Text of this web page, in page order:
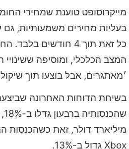
מייקרוסופט טוענת שמחירי
כל זאת תוך 4 חודשים
המצב הכלכלי, ומוסיפה ששינויי
׳מאתגרים, אבל בוצעו תוך
בשיחת הדוחות האחרונה
מיליארד דולר, זאת כשהכנסות
Xbox גדול ב-13%.